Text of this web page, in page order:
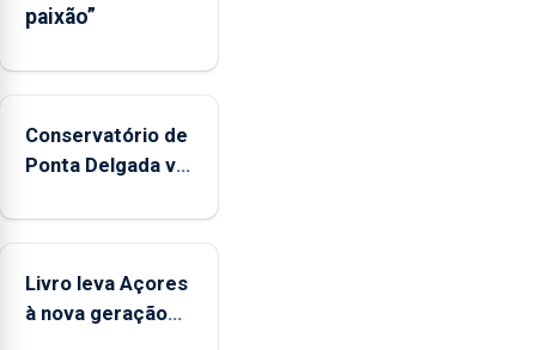
paixão”
Conservatório de
Ponta Delgada vai
novos
Livro leva Açores
à nova geração